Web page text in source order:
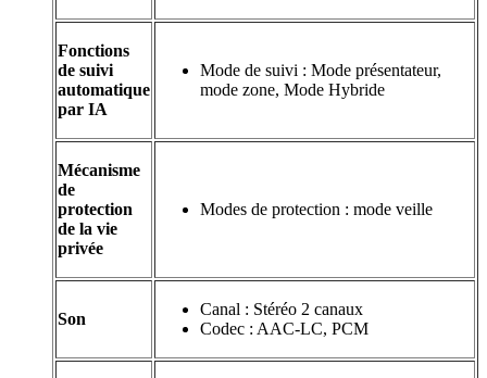
Fonctions
de suivi
automatique
par IA
Mode de suivi : Mode présentateur,
mode zone, Mode Hybride
Mécanisme
de
protection
de la vie
privée
Modes de protection : mode veille
Son
Canal : Stéréo 2 canaux
Codec : AAC-LC, PCM